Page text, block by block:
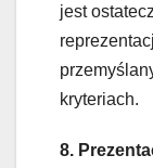
jest
kryteriach.
8.